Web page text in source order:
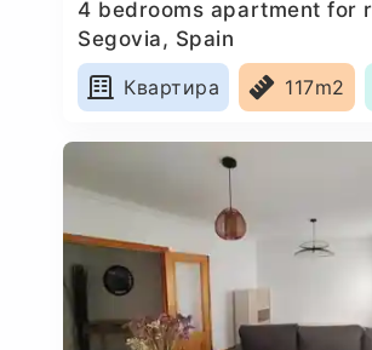
4 bedrooms apartment for
Segovia, Spain
Квартира
117m2